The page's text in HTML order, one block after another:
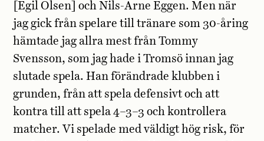
[Egil Olsen] och Nils-Arne Eggen. Men när
jag gick från spelare till tränare som 30-åring
hämtade jag allra mest från Tommy
Svensson, som jag hade i Tromsö innan jag
slutade spela. Han förändrade klubben i
grunden, från att spela defensivt och att
kontra till att spela 4–3–3 och kontrollera
matcher. Vi spelade med väldigt hög risk, för